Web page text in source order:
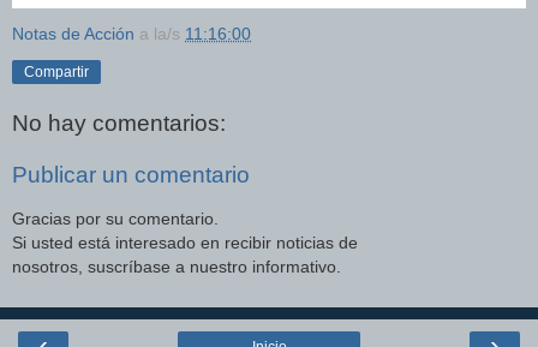
Notas de Acción a la/s 11:16:00
Compartir
No hay comentarios:
Publicar un comentario
Gracias por su comentario.
Si usted está interesado en recibir noticias de
nosotros, suscríbase a nuestro informativo.